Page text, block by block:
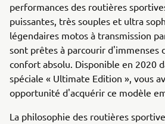
performances des routières
puissantes, très souples et ultra
légendaires motos à transmission
sont prêtes à parcourir d'immenses
confort absolu. Disponible en 2020
spéciale « Ultimate Edition », vous
opportunité d'acquérir ce modèle
La philosophie des routières